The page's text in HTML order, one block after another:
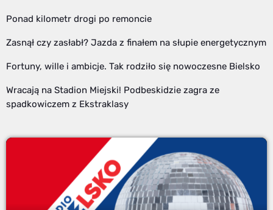
Ponad kilometr drogi po remoncie
Zasnął czy zasłabł? Jazda z finałem na słupie energetycznym
Fortuny, wille i ambicje. Tak rodziło się nowoczesne Bielsko
Wracają na Stadion Miejski! Podbeskidzie zagra ze
spadkowiczem z Ekstraklasy